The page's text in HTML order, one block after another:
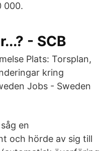
000.
- SCB
Plats: Torsplan,
kring
Jobs - Sweden
en
och hörde av sig till